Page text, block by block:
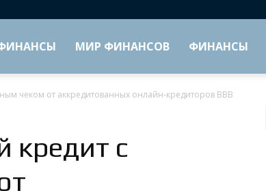
МИР ФИНАНСОВ ФИНАНСЫ
чеком от аккредитованных онлайн-кредиторов BBB
кредит с